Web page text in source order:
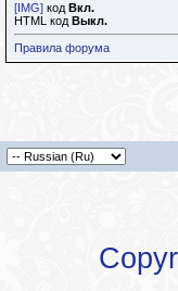
[IMG] код Вкл.
HTML код Выкл.
Правила форума